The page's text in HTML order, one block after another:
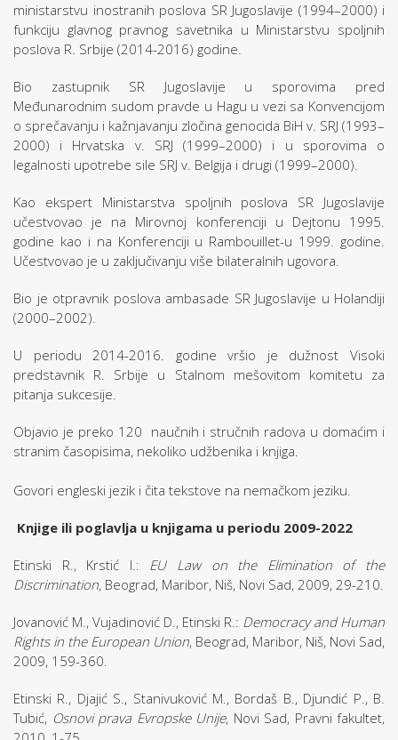
ministarstvu inostranih poslova SR Jugoslavije (1994–2000) i
funkciju glavnog pravnog savetnika u Ministarstvu spoljnih
poslova R. Srbije (2014-2016) godine.
Bio zastupnik SR Jugoslavije u sporovima pred
Međunarodnim sudom pravde u Hagu u vezi sa Konvencijom
o sprečavanju i kažnjavanju zločina genocida BiH v. SRJ (1993–
2000) i Hrvatska v. SRJ (1999–2000) i u sporovima o
legalnosti upotrebe sile SRJ v. Belgija i drugi (1999–2000).
Kao ekspert Ministarstva spoljnih poslova SR Jugoslavije
učestvovao je na Mirovnoj konferenciji u Dejtonu 1995.
godine kao i na Konferenciji u Rambouillet-u 1999. godine.
Učestvovao je u zaključivanju više bilateralnih ugovora.
Bio je otpravnik poslova ambasade SR Jugoslavije u Holandiji
(2000–2002).
U periodu 2014-2016. godine vršio je dužnost Visoki
predstavnik R. Srbije u Stalnom mešovitom komitetu za
pitanja sukcesije.
Objavio je preko 120 naučnih i stručnih radova u domaćim i
stranim časopisima, nekoliko udžbenika i knjiga.
Govori engleski jezik i čita tekstove na nemačkom jeziku.
Knjige ili poglavlja u knjigama u periodu 2009-2022
Etinski R., Krstić I.: EU Law on the Elimination of the
Discrimination, Beograd, Maribor, Niš, Novi Sad, 2009, 29-210.
Jovanović M., Vujadinović D., Etinski R.: Democracy and Human
Rights in the European Union, Beograd, Maribor, Niš, Novi Sad,
2009, 159-360.
Etinski R., Djajić S., Stanivuković M., Bordaš B., Djundić P., B.
Tubić, Osnovi prava Evropske Unije, Novi Sad, Pravni fakultet,